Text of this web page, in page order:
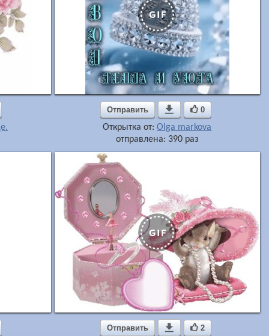
Отправить  0
Открытка от:Olga markova
отправлена: 390 раз
Отправить  2